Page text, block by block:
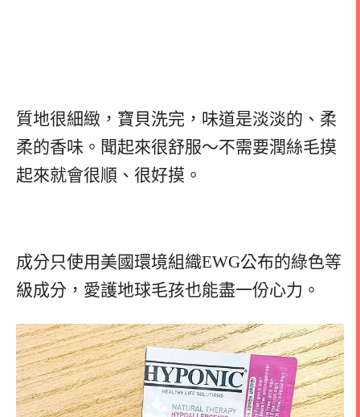
質地很細緻，寶貝洗完，味道是淡淡的、柔
柔的香味。聞起來很舒服～不需要潤絲毛摸
起來就會很順、很好摸。
成分只使用美國環境組織EWG公布的綠色等
級成分，愛護地球毛孩也能盡一份心力。